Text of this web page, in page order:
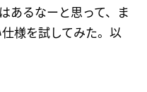
あるなーと思って、ま
様を試してみた。以